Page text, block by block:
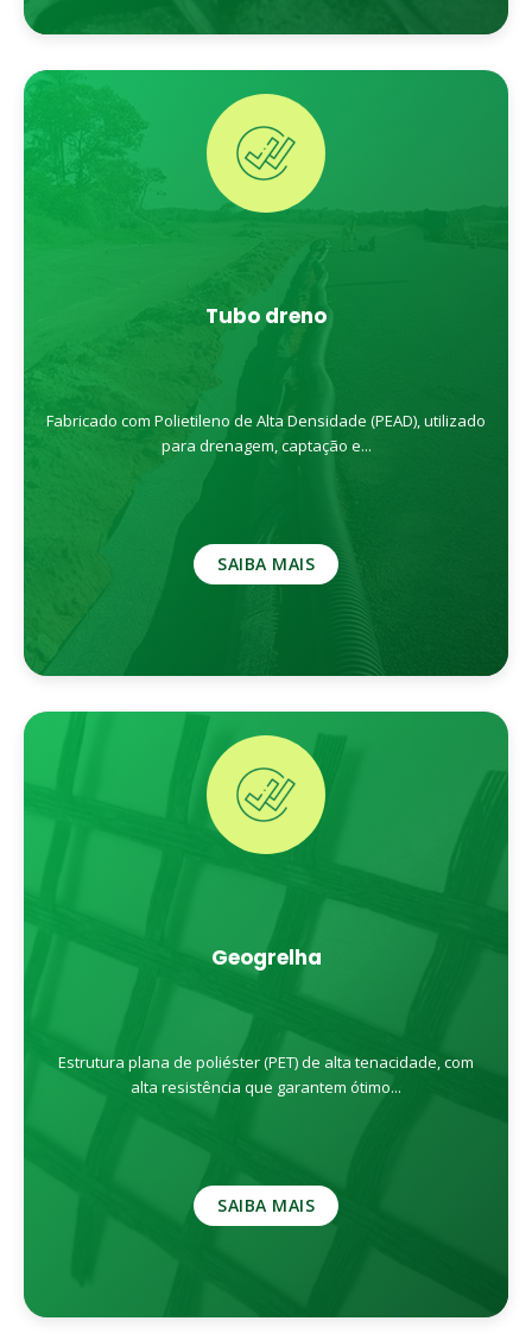
Tubo dreno
Fabricado com Polietileno de Alta Densidade (PEAD), utilizado
para drenagem, captação e...
SAIBA MAIS
Geogrelha
Estrutura plana de poliéster (PET) de alta tenacidade, com
alta resistência que garantem ótimo...
SAIBA MAIS